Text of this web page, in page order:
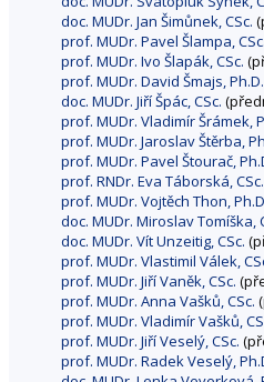
doc. MUDr. Jan Šimůnek, CSc.
prof. MUDr. Pavel Šlampa, CSc.
prof. MUDr. Ivo Šlapák, CSc.
prof. MUDr. David Šmajs, Ph.D.
doc. MUDr. Jiří Špác, CSc.
prof. MUDr. Vladimír Šrámek,
prof. MUDr. Jaroslav Štěrba,
prof. MUDr. Pavel Štourač,
prof. RNDr. Eva Táborská, CSc.
prof. MUDr. Vojtěch Thon,
doc. MUDr. Miroslav Tomíška,
doc. MUDr. Vít Unzeitig, CSc.
prof. MUDr. Vlastimil Válek,
prof. MUDr. Jiří Vaněk, CSc.
prof. MUDr. Anna Vašků, CSc.
prof. MUDr. Vladimír Vašků,
prof. MUDr. Jiří Veselý, CSc.
prof. MUDr. Radek Veselý,